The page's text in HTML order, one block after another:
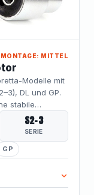
MONTAGE: MITTEL
Modelle mit
DL und GP.
stabile
–
S2–3
SERIE
GP